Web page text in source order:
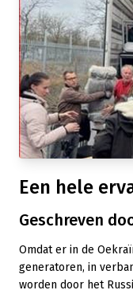
Een hele
Geschreven
Omdat er in de
generatoren, in
worden door het